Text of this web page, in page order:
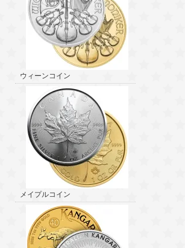
ウィーンコイン
メイプルコイン